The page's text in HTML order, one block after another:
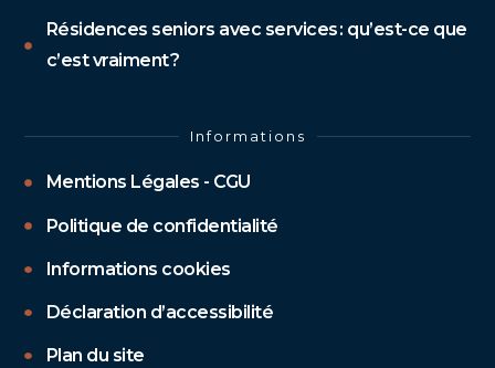
Résidences seniors avec services : qu’est-ce que
c’est vraiment ?
Informations
Mentions Légales - CGU
Politique de confidentialité
Informations cookies
Déclaration d’accessibilité
Plan du site